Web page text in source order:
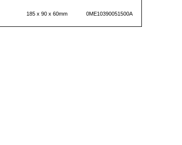
185 x 90 x 60mm 0ME10390051500A